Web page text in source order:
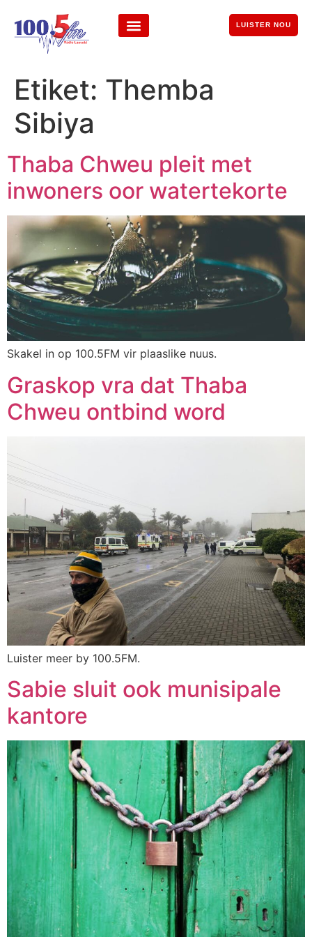
LUISTER NOU
Etiket: Themba
Sibiya
Thaba Chweu pleit met
inwoners oor watertekorte
Skakel in op 100.5FM vir plaaslike nuus.
Graskop vra dat Thaba
Chweu ontbind word
Luister meer by 100.5FM.
Sabie sluit ook munisipale
kantore